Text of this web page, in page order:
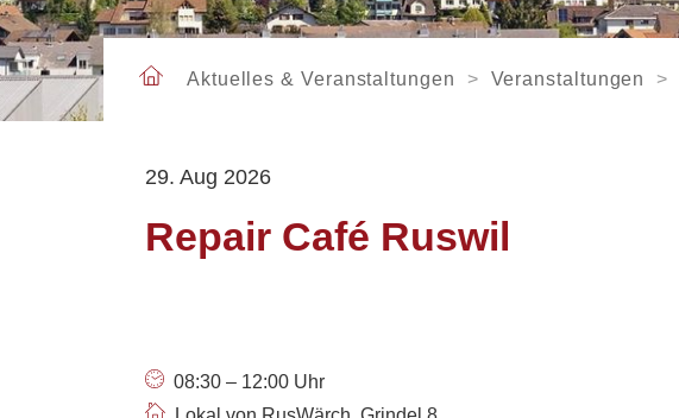
Aktuelles & Veranstaltungen Veranstaltungen
Wahlen und Abstimmungen
Orientierungsversammlung
Abteilungen /
Sachbereiche
Öffnungszeiten
Essen und Schlafen
Verweilen
ARBEITEN
Gewerbe Ruswil
Kirchgemeinden
Sicherheit
Soziale Institutionen
29. Aug 2026
Repair Café Ruswil
08:30 – 12:00 Uhr